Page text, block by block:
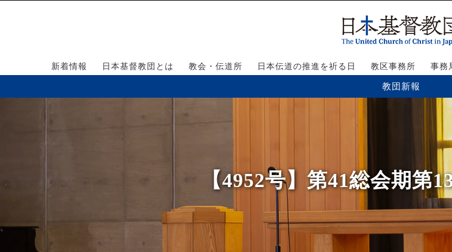
新着情報 日本基督教団とは 教会・伝道所 日本伝道の推進を祈る日 教区事務所 事務
教団新報
【4952号】第41総会期第